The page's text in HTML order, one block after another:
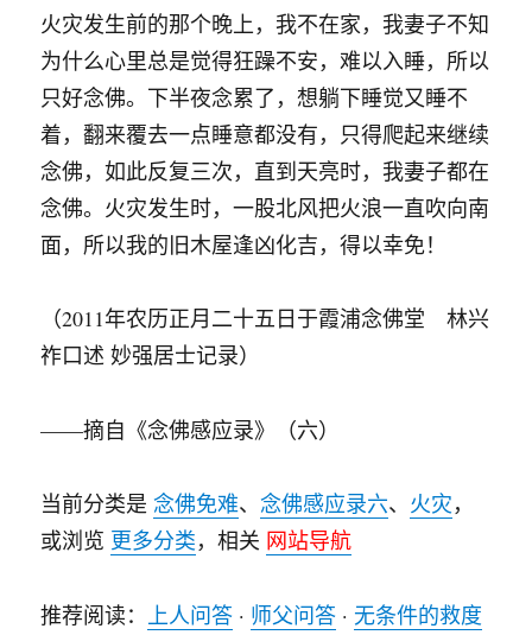
火灾发生前的那个晚上，我不在家，我妻子不知
为什么心里总是觉得狂躁不安，难以入睡，所以
只好念佛。下半夜念累了，想躺下睡觉又睡不
着，翻来覆去一点睡意都没有，只得爬起来继续
念佛，如此反复三次，直到天亮时，我妻子都在
念佛。火灾发生时，一股北风把火浪一直吹向南
面，所以我的旧木屋逢凶化吉，得以幸免！
（2011年农历正月二十五日于霞浦念佛堂 林兴
祚口述 妙强居士记录）
——摘自《念佛感应录》（六）
当前分类是念佛免难、念佛感应录六、 火灾，
或浏览 更多分类，相关 网站导航
推荐阅读： 上人问答 · 师父问答 · 无条件的救度